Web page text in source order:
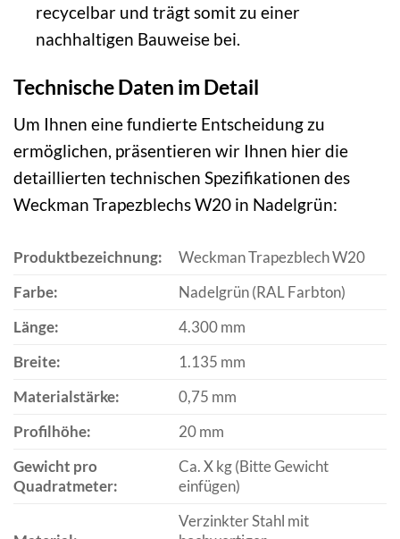
recycelbar und trägt somit zu einer
nachhaltigen Bauweise bei.
Technische Daten im Detail
Um Ihnen eine fundierte Entscheidung zu
ermöglichen, präsentieren wir Ihnen hier die
detaillierten technischen Spezifikationen des
Weckman Trapezblechs W20 in Nadelgrün:
Produktbezeichnung:
Weckman Trapezblech W20
Farbe:
Nadelgrün (RAL Farbton)
Länge:
4.300 mm
Breite:
1.135 mm
Materialstärke:
0,75 mm
Profilhöhe:
20 mm
Gewicht pro
Quadratmeter:
Ca. X kg (Bitte Gewicht
einfügen)
Verzinkter Stahl mit